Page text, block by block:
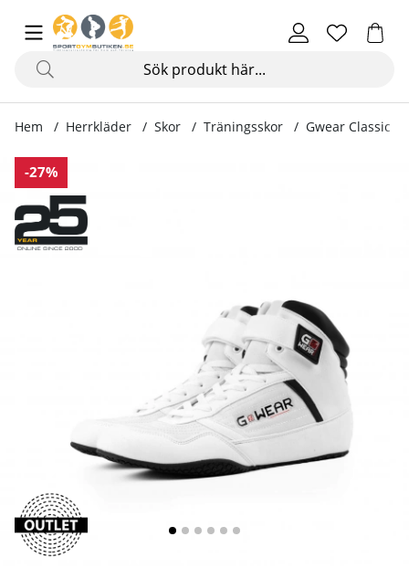
Hem Herrkläder Skor Träningsskor Gwear Classic
-27%
Produktbilder Gwear Classic High Tops, white/black